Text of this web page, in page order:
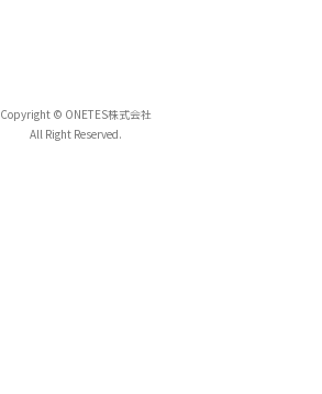
Copyright © ONETES株式会社
All Right Reserved.